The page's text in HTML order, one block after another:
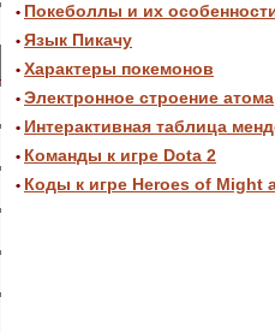
• Покеболлы и их
• Язык Пикачу
• Характеры покемонов
• Электронное строение атома
• Интерактивная таблица
• Команды к игре Dota 2
• Коды к игре Heroes of Might